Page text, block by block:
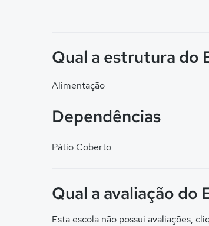
Qual a estrutura do
Alimentação
Dependências
Pátio Coberto
Qual a avaliação do
Esta escola não possui avaliações,